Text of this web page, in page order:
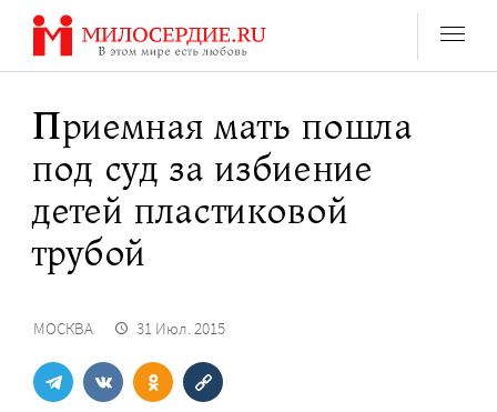
Перейти
содержанию
Приемная мать пошла
под суд за избиение
детей пластиковой
трубой
МОСКВА 31 Июл. 2015